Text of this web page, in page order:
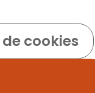
cookies